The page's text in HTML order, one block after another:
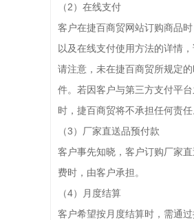
（2）在线支付
客户在捷百商贸网站订购商品
以及在线支付使用方法的详情
请注意，未在捷百商贸所规定
件。若因客户与第三方支付平
时，捷百商贸将不承担任何责
（3）厂家直送品预付款
客户事先知晓，客户订购厂家
费时，由客户承担。
（4）月度结算
客户希望按月度结算时，需通